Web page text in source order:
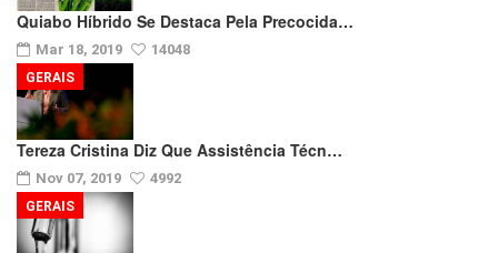
Quiabo Híbrido Se Destaca Pela Precocida…
Mar 18, 2019 14048
Tereza Cristina Diz Que Assistência Técn…
Nov 07, 2019 4992
GERAIS
GERAIS